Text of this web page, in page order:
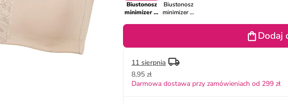
Biustonosz
minimizer w
Biustonosz
minimizer w
Dodaj
11 sierpnia
8,95 zł
Darmowa dostawa przy zamówieniach od 299 zł